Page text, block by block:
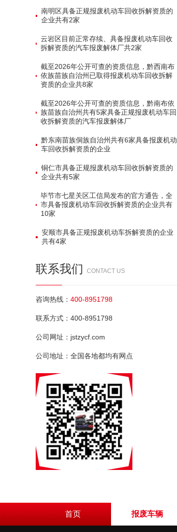
南明区具备正规报废机动车回收拆解资质的
企业共有‌2家‌
云岩区目前正常存续、具备报废机动车回收
拆解资质的汽车报废解体厂共‌2家‌
截至2026年公开可查的资质信息，黔西南布
依族苗族自治州已取得报废机动车回收拆解
资质的企业共‌8家‌
截至2026年公开可查的资质信息，黔南布依
族苗族自治州共有‌5家‌具备正规报废机动车回
收拆解资质的汽车报废解体厂
黔东南苗族侗族自治州共有‌6家‌具备报废机动
车回收拆解资质的企业
铜仁市具备正规报废机动车回收拆解资质的
企业共有‌5家‌
毕节市七星关区工信局发布的官方通告，全
市具备报废机动车回收拆解资质的企业共有‌
10家‌
安顺市具备正规报废机动车拆解资质的企业
共有‌4家‌
联系我们 CONTACT US
咨询热线： 400-8951798
联系方式：400-8951798
公司网址：jstzycf.com
公司地址：全国各地都均有网点
首页 报废车辆